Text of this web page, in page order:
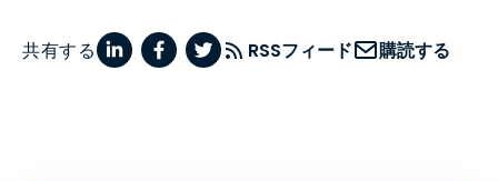
共有する RSSフィード 購読する